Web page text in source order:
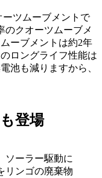
ツムーブメントで
のクオーツムーブメ
ーブメントは約2年
ロングライフ性能は
池も減りますから、
登場
ソーラー駆動に
リンゴの廃棄物